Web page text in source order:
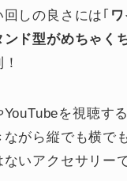
しの良さには｢
ド型がめちゃく
を視聴す
ながら縦でも横で
いアクセサリー